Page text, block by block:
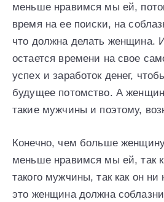
меньше нравимся мы ей,
время на ее поиски, на
что должна делать женщина.
остается времени на свое
успех и заработок денег,
будущее потомство. А
такие мужчины и поэтому,
Конечно, чем больше
меньше нравимся мы ей, так
такого мужчины, так как он ни
это женщина должна